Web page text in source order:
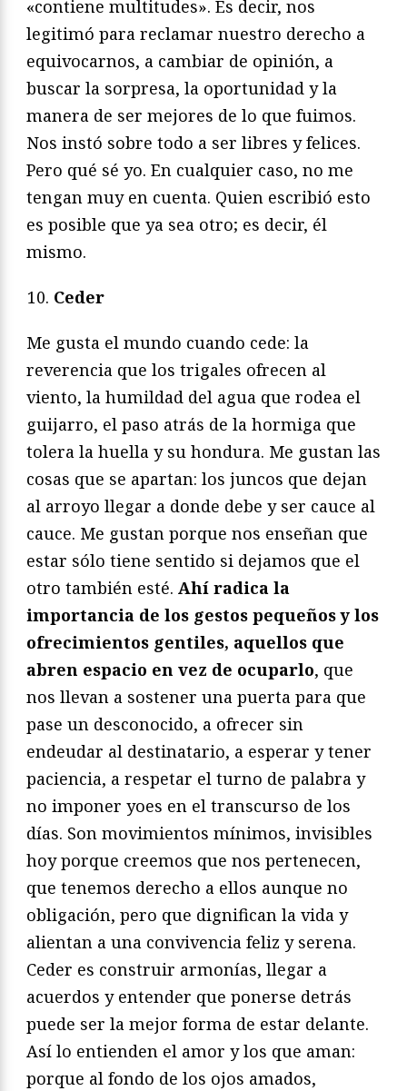
«contiene multitudes». Es decir, nos
legitimó para reclamar nuestro derecho a
equivocarnos, a cambiar de opinión, a
buscar la sorpresa, la oportunidad y la
manera de ser mejores de lo que fuimos.
Nos instó sobre todo a ser libres y felices.
Pero qué sé yo. En cualquier caso, no me
tengan muy en cuenta. Quien escribió esto
es posible que ya sea otro; es decir, él
mismo.
Ceder
Me gusta el mundo cuando cede: la
reverencia que los trigales ofrecen al
viento, la humildad del agua que rodea el
guijarro, el paso atrás de la hormiga que
tolera la huella y su hondura. Me gustan las
cosas que se apartan: los juncos que dejan
al arroyo llegar a donde debe y ser cauce al
cauce. Me gustan porque nos enseñan que
estar sólo tiene sentido si dejamos que el
otro también esté. Ahí radica la
importancia de los gestos pequeños y los
ofrecimientos gentiles, aquellos que
abren espacio en vez de ocuparlo, que
nos llevan a sostener una puerta para que
pase un desconocido, a ofrecer sin
endeudar al destinatario, a esperar y tener
paciencia, a respetar el turno de palabra y
no imponer yoes en el transcurso de los
días. Son movimientos mínimos, invisibles
hoy porque creemos que nos pertenecen,
que tenemos derecho a ellos aunque no
obligación, pero que dignifican la vida y
alientan a una convivencia feliz y serena.
Ceder es construir armonías, llegar a
acuerdos y entender que ponerse detrás
puede ser la mejor forma de estar delante.
Así lo entienden el amor y los que aman:
porque al fondo de los ojos amados,